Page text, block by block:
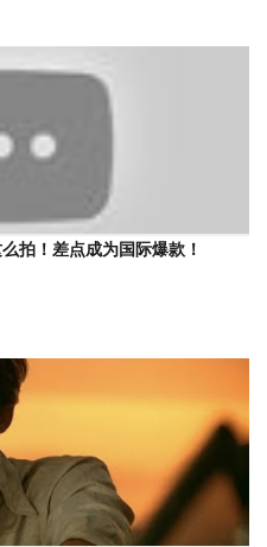
拍！差点成为国际爆款！